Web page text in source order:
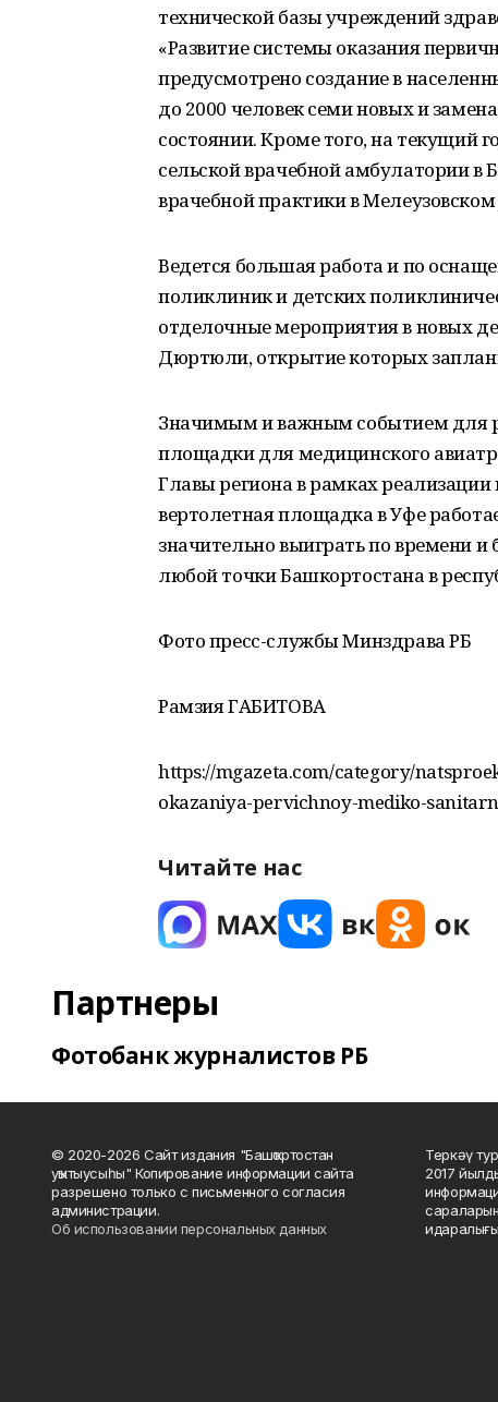
технической базы учреждений
«Развитие системы оказания
предусмотрено создание в
до 2000 человек семи новых и
состоянии. Кроме того, на текущий
сельской врачебной амбулатории
врачебной практики в
Ведется большая работа и по
поликлиник и детских
отделочные мероприятия в новых
Дюртюли, открытие которых
Значимым и важным событием для
площадки для медицинского
Главы региона в рамках
вертолетная площадка в Уфе
значительно выиграть по времени
любой точки Башкортостана в
Фото пресс-службы Минздрава РБ
Рамзия ГАБИТОВА
https://mgazeta.com/category/
okazaniya-pervichnoy-mediko-
Читайте нас
Партнеры
Фотобанк журналистов РБ
© 2020-2026 Сайт издания "Башҡортостан
уҡытыусыһы" Копирование информации сайта
разрешено только с письменного согласия
администрации.
Об использовании персональных данных
Теркәү
2017